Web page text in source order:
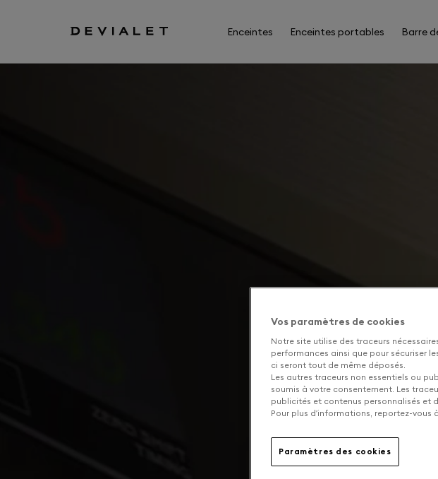
Enceintes Enceintes portables Barre
Vos paramètres de cookies
Notre site utilise des traceurs
performances ainsi que pour sécuriser
ci seront tout de même déposés.
Les autres traceurs non essentiels ou
soumis à votre consentement. Les
publicités et contenus personnalisés et
Pour plus d’informations, reportez-vous
Paramètres des cookies